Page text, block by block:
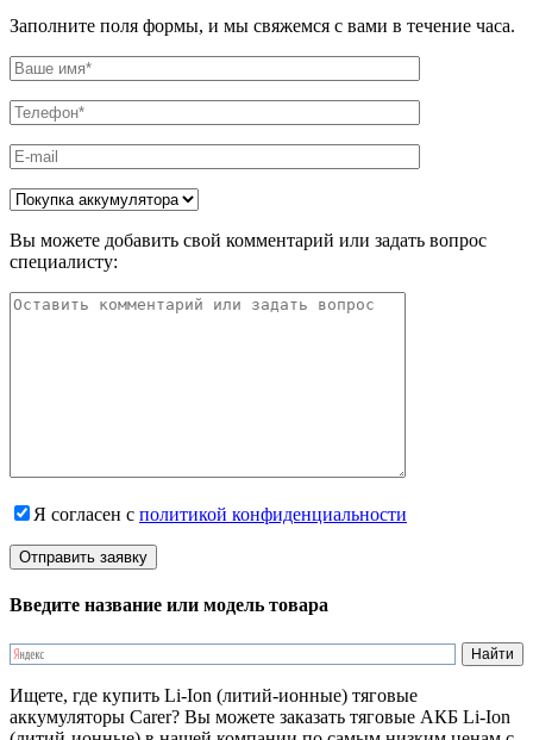
Заполните поля формы, и мы свяжемся с вами в течение часа.
Вы можете добавить свой комментарий или задать вопрос
специалисту:
Я согласен с политикой конфиденциальности
Введите название или модель товара
Ищете, где купить Li-Ion (литий-ионные) тяговые
аккумуляторы Carer? Вы можете заказать тяговые АКБ Li-Ion